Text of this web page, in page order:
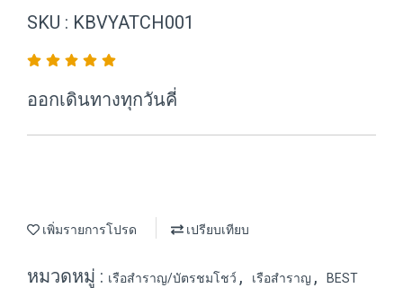
SKU : KBVYATCH001
ออกเดินทางทุกวันคี่
เพิ่มรายการโปรด เปรียบเทียบ
หมวดหมู่ : เรือสำราญ/บัตรชมโชว์ , เรือสำราญ ,
BEST